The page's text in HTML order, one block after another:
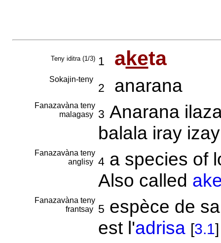
Teny iditra (1/3) 1 aketa
Sokajin-teny
2 anarana
Fanazavàna teny
malagasy
3 Anarana
balala iray
Fanazavàna teny
anglisy 4a species of
Also called
Fanazavàna teny
frantsay
5 espèce de
est l'adrisa [3.1]